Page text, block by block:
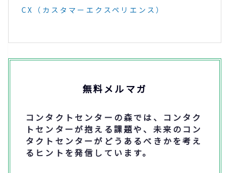
CX（カスタマーエクスペリエンス）
無料メルマガ
コンタクトセンターの森では、コンタク
トセンターが抱える課題や、未来のコン
タクトセンターがどうあるべきかを考え
るヒントを発信しています。